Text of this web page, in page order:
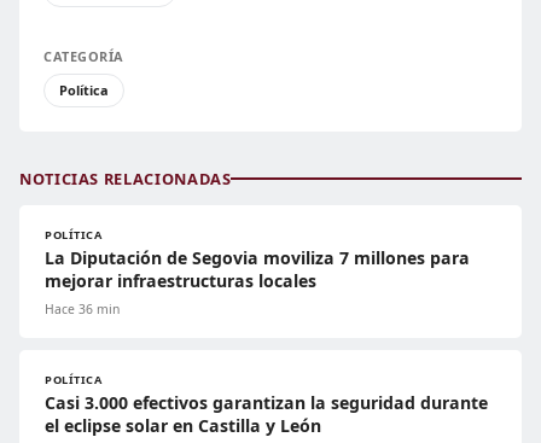
CATEGORÍA
Política
NOTICIAS RELACIONADAS
POLÍTICA
La Diputación de Segovia moviliza 7 millones para
mejorar infraestructuras locales
Hace 36 min
POLÍTICA
Casi 3.000 efectivos garantizan la seguridad durante
el eclipse solar en Castilla y León